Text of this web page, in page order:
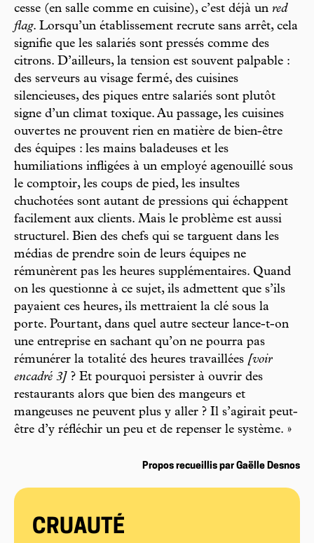
cesse (en salle comme en cuisine), c’est déjà un red
flag. Lorsqu’un établissement recrute sans arrêt, cela
signifie que les salariés sont pressés comme des
citrons. D’ailleurs, la tension est souvent palpable :
des serveurs au visage fermé, des cuisines
silencieuses, des piques entre salariés sont plutôt
signe d’un climat toxique. Au passage, les cuisines
ouvertes ne prouvent rien en matière de bien-être
des équipes : les mains baladeuses et les
humiliations infligées à un employé agenouillé sous
le comptoir, les coups de pied, les insultes
chuchotées sont autant de pressions qui échappent
facilement aux clients. Mais le problème est aussi
structurel. Bien des chefs qui se targuent dans les
médias de prendre soin de leurs équipes ne
rémunèrent pas les heures supplémentaires. Quand
on les questionne à ce sujet, ils admettent que s’ils
payaient ces heures, ils mettraient la clé sous la
porte. Pourtant, dans quel autre secteur lance-t-on
une entreprise en sachant qu’on ne pourra pas
rémunérer la totalité des heures travaillées [voir
encadré 3] ? Et pourquoi persister à ouvrir des
restaurants alors que bien des mangeurs et
mangeuses ne peuvent plus y aller ? Il s’agirait peut-
être d’y réfléchir un peu et de repenser le système. »
Propos recueillis par Gaëlle Desnos
CRUAUTÉ